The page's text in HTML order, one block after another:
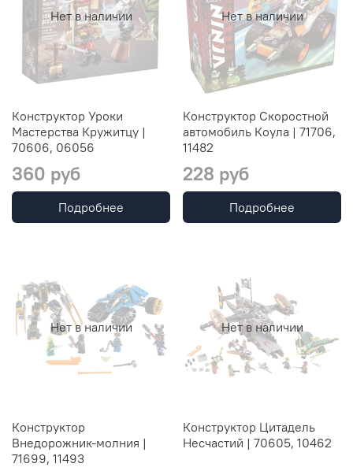
Нет в наличии
Конструктор Уроки
Мастерства Кружитцу |
70606, 06056
360 руб
Подробнее
Нет в наличии
Конструктор Скоростной
автомобиль Коула | 71706,
11482
228 руб
Подробнее
Нет в наличии
Конструктор
Внедорожник-молния |
71699, 11493
Нет в наличии
Конструктор Цитадель
Несчастий | 70605, 10462